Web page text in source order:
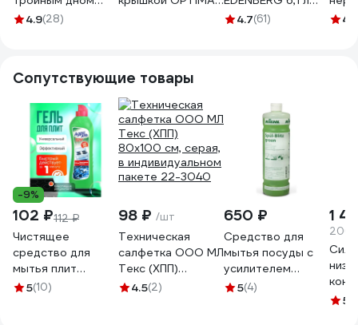
Kitchen Muse
4.9(28)
EB-3007
4.7(61) 4.5
Сопутствующие товары
-9%
102 ₽112 ₽
Чистящее
средство для
мытья плит
Адриэль Антижир
5(10)
98 ₽ /шт
Техническая
салфетка ООО МЛ
Текс (ХПП)
80x100 см, серая,
4.5(2)
650 ₽
Средство для
мытья посуды с
усилителем
блеска KIEHL
5(4)
1
5